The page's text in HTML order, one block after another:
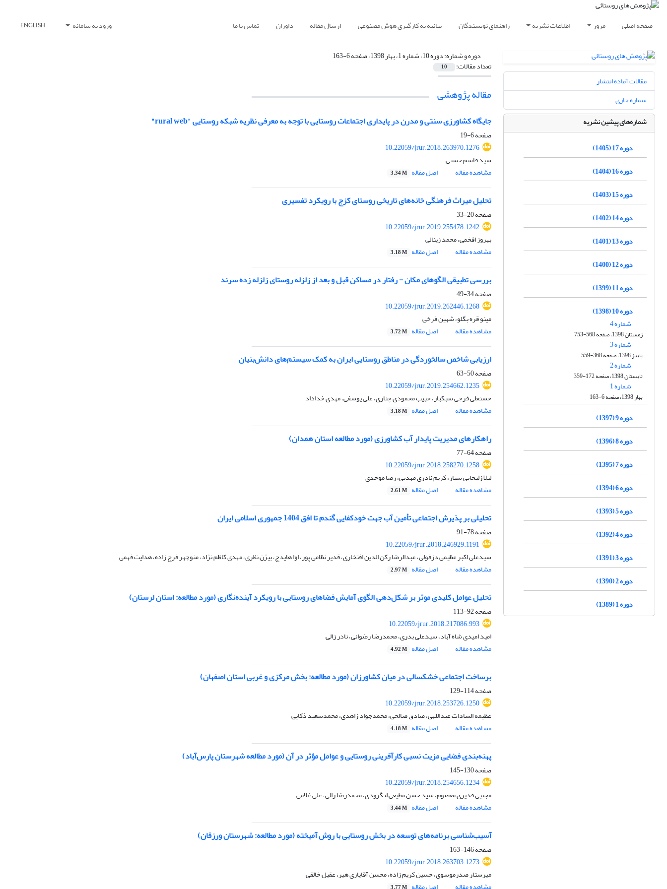
صفحه اصلی مرور اطلاعات نشریه راهنمای نویسندگان بیانیه به کارگیری هوش مصنوعی ارسال مقاله داوران تماس با ما ورود به سامانه ENGLISH
دوره و شماره:دوره 10، شماره 1، بهار 1398، صفحه 6-163
تعداد مقالات: 10
مقاله پژوهشی
جایگاه کشاورزی سنتی و مدرن در پایداری اجتماعات روستایی با توجه به معرفی نظریه شبکه روستایی "rural web"
صفحه6-19
10.22059/jrur.2018.263970.1276
سید قاسم حسنی
مشاهده مقاله
اصل مقاله 3.34 M
تحلیل میراث فرهنگی خانه‌های تاریخی روستای کزج با رویکرد تفسیری
صفحه20-33
10.22059/jrur.2019.255478.1242
بهروز افخمی، محمد زینالی
مشاهده مقاله
اصل مقاله 3.18 M
بررسی تطبیقی الگوهای مکان - رفتار در مساکن قبل و بعد از زلزله روستای زلزله زده سرند
صفحه34-49
10.22059/jrur.2019.262446.1268
مینو قره بگلو، شهین فرخی
مشاهده مقاله
اصل مقاله 3.72 M
ارزیابی شاخص سالخوردگی در مناطق روستایی ایران به کمک سیستم‌های دانش‌بنیان
صفحه50-63
10.22059/jrur.2019.254662.1235
حسنعلی فرجی سبکبار، حبیب محمودی چناری، علی یوسفی، مهدی خداداد
مشاهده مقاله
اصل مقاله 3.18 M
راهکارهای مدیریت پایدار آب کشاورزی (مورد مطالعه استان همدان)
صفحه64-77
10.22059/jrur.2018.258270.1258
لیلا زلیخایی سیار، کریم نادری مهدیی، رضا موحدی
مشاهده مقاله
اصل مقاله 2.61 M
تحلیلی بر پذیرش اجتماعی تأمین آب جهت خودکفایی گندم تا افق 1404 جمهوری اسلامی ایران
صفحه78-91
10.22059/jrur.2018.246929.1191
سیدعلی اکبر عظیمی دزفولی، عبدالرضا رکن الدین افتخاری، قدیر نظامی پور، اوا هایدج، بیژن نظری، مهدی کاظم نژاد، منوچهر فرج زاده، هدایت فهمی
مشاهده مقاله
اصل مقاله 2.97 M
تحلیل عوامل کلیدی موثر بر شکل‌دهی الگوی آمایش فضاهای روستایی با رویکرد آینده‌نگاری (مورد مطالعه: استان لرستان)
صفحه92-113
10.22059/jrur.2018.217086.993
امید امیدی شاه آباد، سیدعلی بدری، محمدرضا رضوانی، نادر زالی
مشاهده مقاله
اصل مقاله 4.92 M
برساخت اجتماعی خشکسالی در میان کشاورزان (مورد مطالعه: بخش مرکزی و غربی استان اصفهان)
صفحه114-129
10.22059/jrur.2018.253726.1250
عظیمه السادات عبداللهی، صادق صالحی، محمدجواد زاهدی، محمدسعید ذکایی
مشاهده مقاله
اصل مقاله 4.18 M
پهنه‌بندی فضایی مزیت نسبی کارآفرینی روستایی و عوامل مؤثر در آن (مورد مطالعه شهرستان پارس‌آباد)
صفحه130-145
10.22059/jrur.2018.254656.1234
مجتبی قدیری معصوم، سید حسن مطیعی لنگرودی، محمدرضا زالی، علی غلامی
مشاهده مقاله
اصل مقاله 3.44 M
آسیب‌شناسی برنامه‌های توسعه در بخش روستایی با روش آمیخته (مورد مطالعه: شهرستان ورزقان)
صفحه146-163
10.22059/jrur.2018.263703.1273
میرستار صدرموسوی، حسین کریم زاده، محسن آقایاری هیر، عقیل خالقی
مقالات آماده انتشار
شماره جاری
شماره‌های پیشین نشریه
دوره 17 (1405)
دوره 16 (1404)
دوره 15 (1403)
دوره 14 (1402)
دوره 13 (1401)
دوره 12 (1400)
دوره 11 (1399)
دوره 10 (1398)
شماره 4
زمستان 1398، صفحه 568-753
شماره 3
پاییز 1398، صفحه 368-559
شماره 2
تابستان 1398، صفحه 172-359
شماره 1
بهار 1398، صفحه 6-163
دوره 9 (1397)
دوره 8 (1396)
دوره 7 (1395)
دوره 6 (1394)
دوره 5 (1393)
دوره 4 (1392)
دوره 3 (1391)
دوره 2 (1390)
دوره 1 (1389)